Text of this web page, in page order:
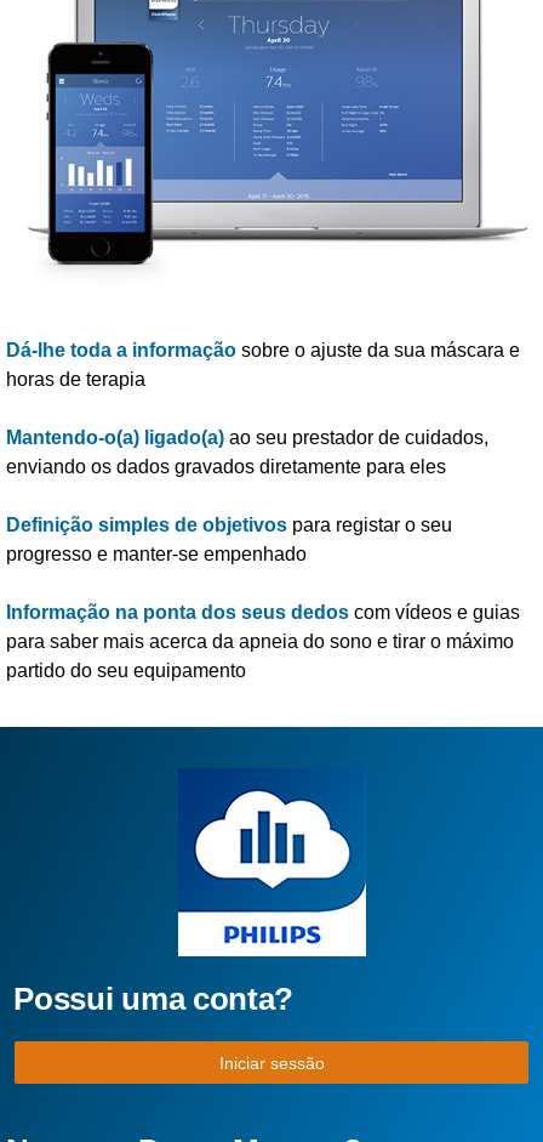
Dá-lhe toda a informação sobre o ajuste da sua máscara e
horas de terapia
Mantendo-o(a) ligado(a)ao seu prestador de cuidados,
enviando os dados gravados diretamente para eles
Definição simples de objetivos para registar o seu
progresso e manter-se empenhado
Informação na ponta dos seus dedos com vídeos e guias
para saber mais acerca da apneia do sono e tirar o máximo
partido doseu equipamento
Possui uma conta?
Iniciar sessão